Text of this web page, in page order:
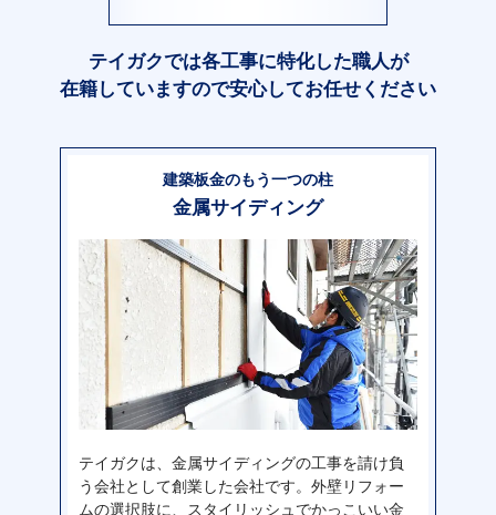
テイガクでは各工事に特化した職人が
在籍していますので安心してお任せください
建築板金のもう一つの柱
金属サイディング
テイガクは、金属サイディングの工事を請け負
う会社として創業した会社です。外壁リフォー
ムの選択肢に、スタイリッシュでかっこいい金